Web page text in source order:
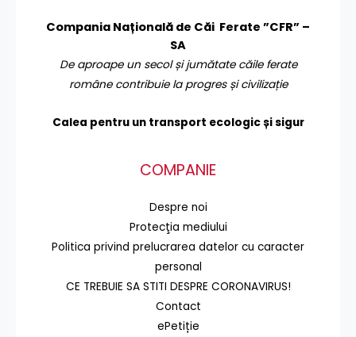
Compania Națională de Căi Ferate ”CFR” –
SA
De aproape un secol și jumătate căile ferate
române contribuie la progres și civilizație
Calea pentru un transport ecologic și sigur
COMPANIE
Despre noi
Protecţia mediului
Politica privind prelucrarea datelor cu caracter
personal
CE TREBUIE SA STITI DESPRE CORONAVIRUS!
Contact
ePetiție